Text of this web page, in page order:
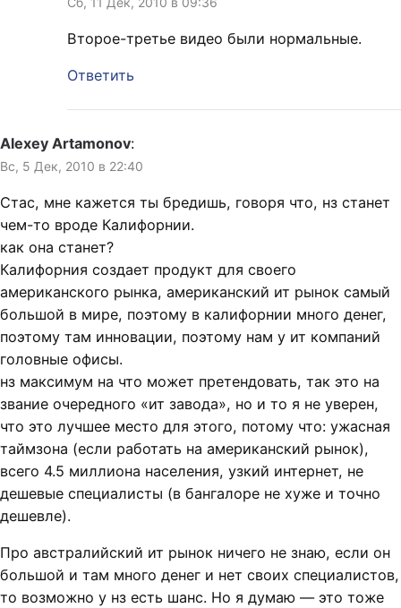
Второе-третье видео были нормальные.
Ответить
Alexey Artamonov:
Вс, 5 Дек, 2010 в 22:40
Стас, мне кажется ты бредишь, говоря что, нз станет
чем-то вроде Калифорнии.
как она станет?
Калифорния создает продукт для своего
американского рынка, американский ит рынок самый
большой в мире, поэтому в калифорнии много денег,
поэтому там инновации, поэтому нам у ит компаний
головные офисы.
нз максимум на что может претендовать, так это на
звание очередного «ит завода», но и то я не уверен,
что это лучшее место для этого, потому что: ужасная
таймзона (если работать на американский рынок),
всего 4.5 миллиона населения, узкий интернет, не
дешевые специалисты (в бангалоре не хуже и точно
дешевле).
Про австралийский ит рынок ничего не знаю, если он
большой и там много денег и нет своих специалистов,
то возможно у нз есть шанс. Но я думаю — это тоже